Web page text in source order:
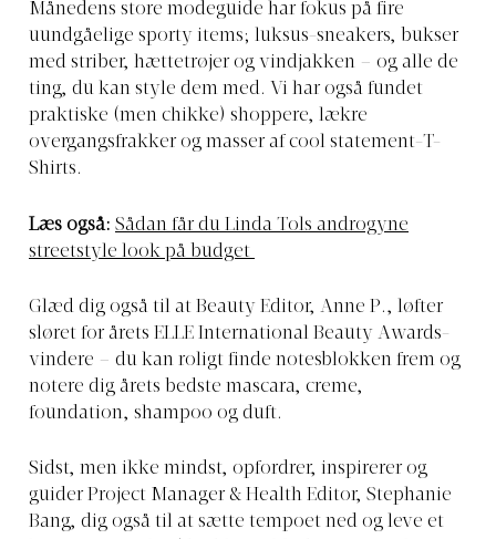
Månedens store modeguide har fokus på fire
uundgåelige sporty items; luksus-sneakers, bukser
med striber, hættetrøjer og vindjakken – og alle de
ting, du kan style dem med. Vi har også fundet
praktiske (men chikke) shoppere, lækre
overgangsfrakker og masser af cool statement-T-
Shirts.
Læs også: Sådan får du Linda Tols androgyne
streetstyle look på budget
Glæd dig også til at Beauty Editor, Anne P., løfter
sløret for årets ELLE International Beauty Awards-
vindere – du kan roligt finde notesblokken frem og
notere dig årets bedste mascara, creme,
foundation, shampoo og duft.
Sidst, men ikke mindst, opfordrer, inspirerer og
guider Project Manager & Health Editor, Stephanie
Bang, dig også til at sætte tempoet ned og leve et